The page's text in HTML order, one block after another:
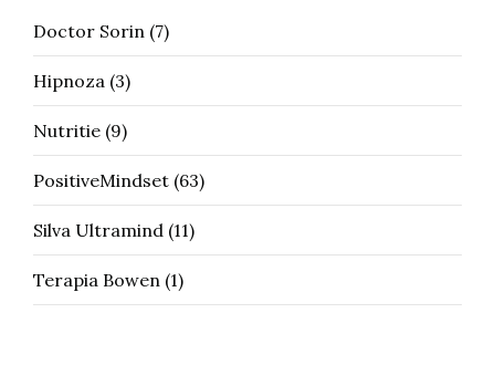
Doctor Sorin (7)
Hipnoza (3)
Nutritie (9)
PositiveMindset (63)
Silva Ultramind (11)
Terapia Bowen (1)